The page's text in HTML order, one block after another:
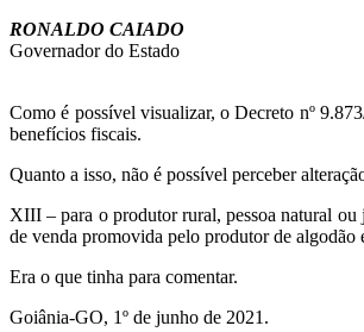
RONALDO CAIADO
Governador do Estado
Como é possível visualizar, o Decreto nº
benefícios fiscais.
Quanto a isso, não é possível perceber
XIII – para o produtor rural, pessoa natural
de venda promovida pelo produtor de
Era o que tinha para comentar.
Goiânia-GO, 1º de junho de 2021.